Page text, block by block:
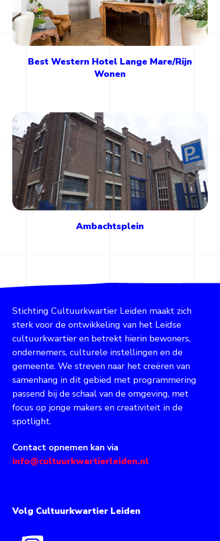
Best Western Hotel Lange Mare/Rijn
Wonen
Ambachtsplein
Stichting Cultuurkwartier Leiden maakt zich
sterk voor de ontwikkeling van het Leidse
cultuurkwartier en betrekt hierin bewoners,
ondernemers, culturele instellingen en de
gemeente. We streven naar het creëren van
samenhang in dit gebied met programmering
passend bij de schaal van de omgeving, met
focus op jonge makers en creativiteit in de
spotlight.
Contact opnemen kan via
info@cultuurkwartierleiden.nl
Volg Cultuurkwartier Leiden